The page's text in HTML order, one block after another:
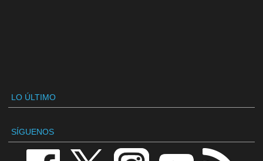
LO ÚLTIMO
SÍGUENOS